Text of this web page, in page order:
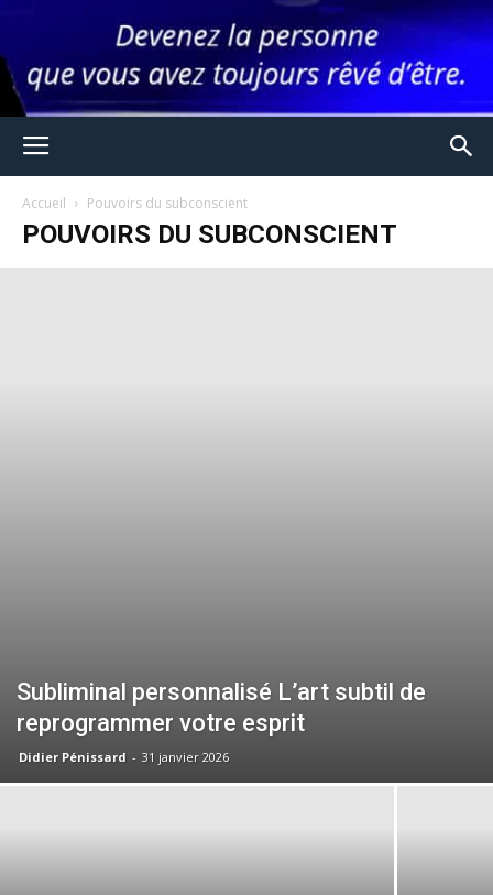
Accueil Pouvoirs du subconscient
POUVOIRS DU SUBCONSCIENT
Subliminal personnalisé L’art subtil de
reprogrammer votre esprit
Didier Pénissard - 31 janvier 2026